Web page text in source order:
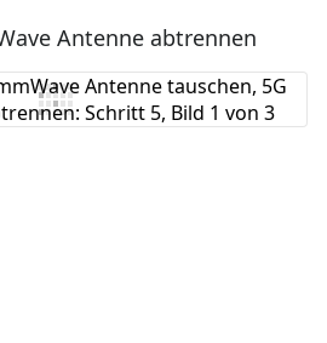
hinzufügen
Antenne abtrennen